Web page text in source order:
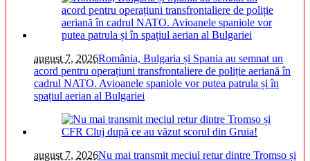
august 7, 2026România, Bulgaria și Spania au semnat un
acord pentru operațiuni transfrontaliere de poliție aeriană în
cadrul NATO. Avioanele spaniole vor putea patrula și în
spațiul aerian al Bulgariei
august 7, 2026Nu mai transmit meciul retur dintre Tromso și